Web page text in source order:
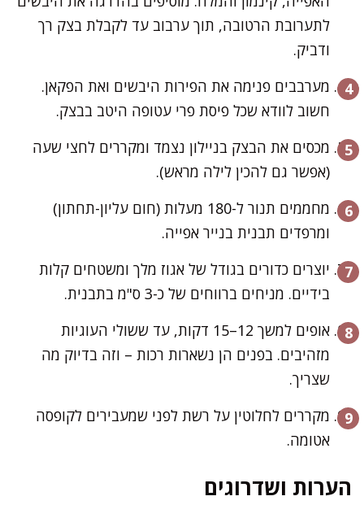
לתערובת הרטובה, תוך ערבוב עד לקבלת בצק רך
ודביק.
מערבבים פנימה את הפירות היבשים ואת הפקאן.
חשוב לוודא שכל פיסת פרי עטופה היטב בבצק.
מכסים את הבצק בניילון נצמד ומקררים לחצי שעה
(אפשר גם להכין לילה מראש).
מחממים תנור ל-180 מעלות (חום עליון-תחתון)
ומרפדים תבנית בנייר אפייה.
יוצרים כדורים בגודל של אגוז מלך ומשטחים קלות
בידיים. מניחים ברווחים של כ-3 ס"מ בתבנית.
אופים למשך 12–15 דקות, עד ששולי העוגיות
מזהיבים. בפנים הן נשארות רכות – וזה בדיוק מה
שצריך.
מקררים לחלוטין על רשת לפני שמעבירים לקופסה
אטומה.
הערות ושדרוגים